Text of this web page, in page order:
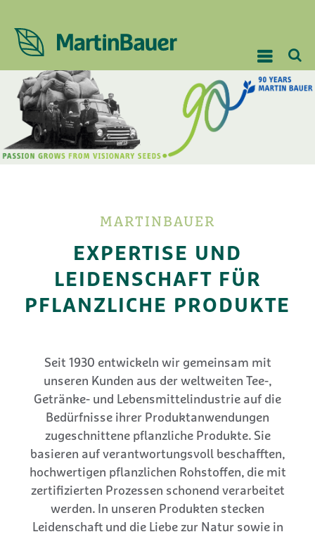
MARTINBAUER
EXPERTISE UND
LEIDENSCHAFT FÜR
PFLANZLICHE PRODUKTE
Seit 1930 entwickeln wir gemeinsam mit
unseren Kunden aus der weltweiten Tee-,
Getränke- und Lebensmittelindustrie auf die
Bedürfnisse ihrer Produktanwendungen
zugeschnittene pflanzliche Produkte. Sie
basieren auf verantwortungsvoll beschafften,
hochwertigen pflanzlichen Rohstoffen, die mit
zertifizierten Prozessen schonend verarbeitet
werden. In unseren Produkten stecken
Leidenschaft und die Liebe zur Natur sowie in